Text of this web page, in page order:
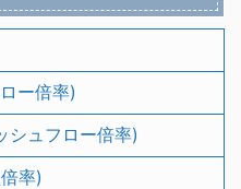
ー倍率)
シュフロー倍率)
率)